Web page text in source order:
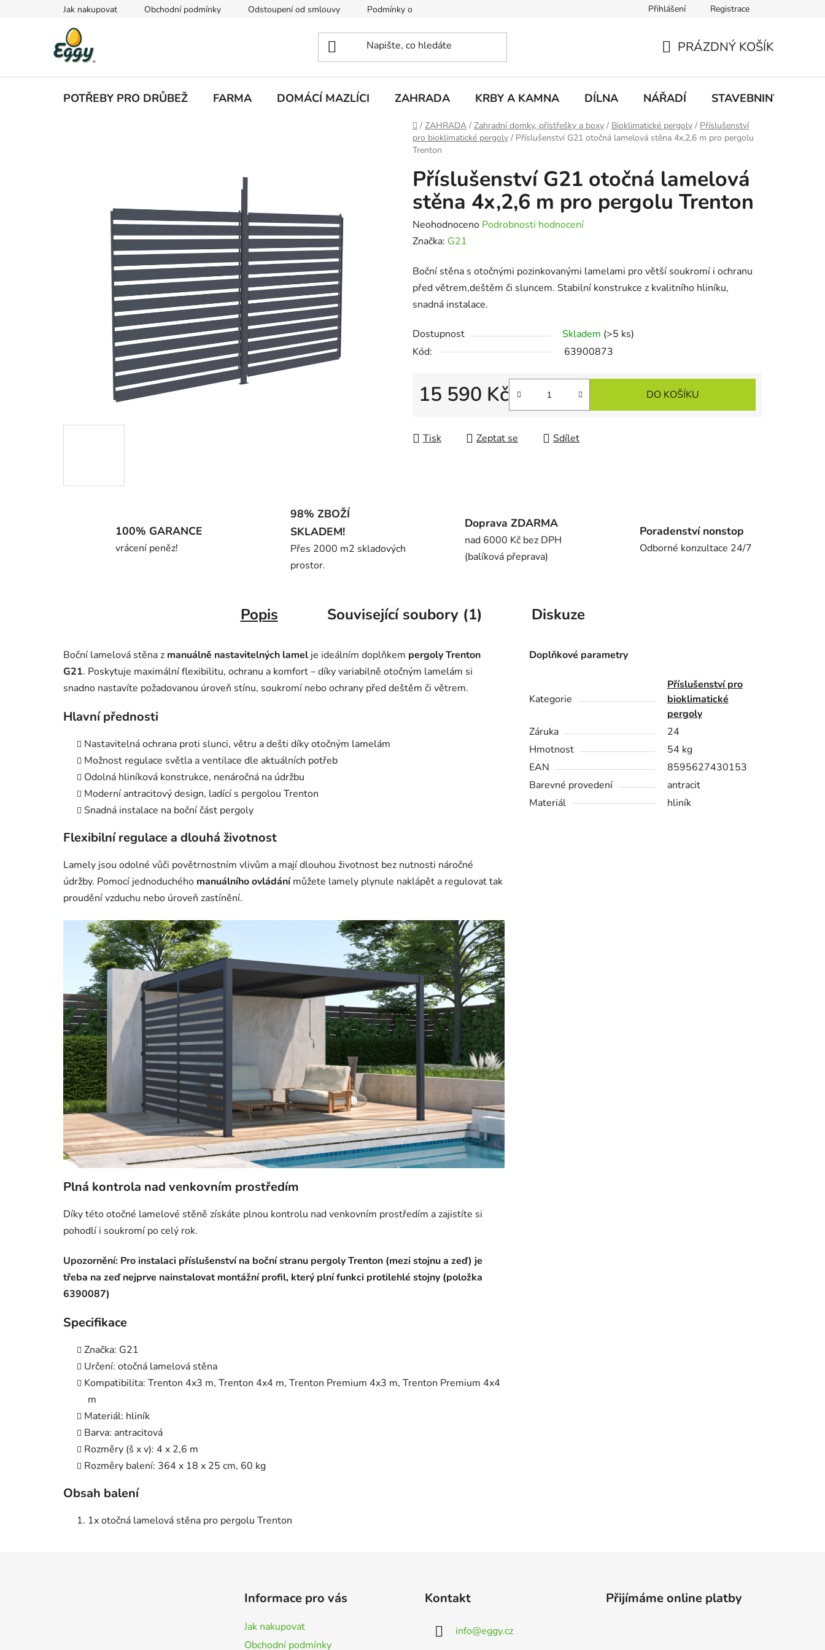
Jak nakupovat Obchodní podmínky Odstoupení od smlouvy Podmínky ochrany osobních údajů Doprava a platbaPřihlášení Registrace
KOŠÍK
PRÁZDNÝ KOŠÍK
POTŘEBY PRO DRŮBEŽ FARMA DOMÁCÍ MAZLÍCI ZAHRADA KRBY A KAMNA DÍLNA NÁŘADÍ STAVEBNINY
Domů
/ ZAHRADA / Zahradní domky, přístřešky a boxy / Bioklimatické pergoly / Příslušenství
pro bioklimatické pergoly / Příslušenství G21 otočná lamelová stěna 4x,2,6 m pro pergolu
Trenton
Příslušenství G21 otočná lamelová
stěna 4x,2,6 m pro pergolu Trenton
Průměrné
hodnocení
je
0,0
z
hvězdiček.
Neohodnoceno Podrobnosti hodnocení
Značka: G21
Boční stěna s otočnými pozinkovanými lamelami pro větší soukromí i ochranu
před větrem,deštěm či sluncem. Stabilní konstrukce z kvalitního hliníku,
snadná instalace.
Dostupnost Skladem (>5 ks)
Kód:
63900873
15 590 Kč DO KOŠÍKU
Tisk Zeptat se Sdílet
100% GARANCE
vrácení peněz!
98% ZBOŽÍ
SKLADEM!
Přes 2000 m2 skladových
prostor.
Doprava ZDARMA
nad 6000 Kč bez DPH
(balíková přeprava)
Poradenství nonstop
Odborné konzultace 24/7
Popis Související soubory (1) Diskuze
Boční lamelová stěna z manuálně nastavitelných lamel je ideálním doplňkem pergoly Trenton
G21. Poskytuje maximální flexibilitu, ochranu a komfort – díky variabilně otočným lamelám si
snadno nastavíte požadovanou úroveň stínu, soukromí nebo ochrany před deštěm či větrem.
Hlavní přednosti
Nastavitelná ochrana proti slunci, větru a dešti díky otočným lamelám
Možnost regulace světla a ventilace dle aktuálních potřeb
Odolná hliníková konstrukce, nenáročná na údržbu
Moderní antracitový design, ladící s pergolou Trenton
Snadná instalace na boční část pergoly
Flexibilní regulace a dlouhá životnost
Lamely jsou odolné vůči povětrnostním vlivům a mají dlouhou životnost bez nutnosti náročné
údržby. Pomocí jednoduchého manuálního ovládánímůžete lamely plynule naklápět a regulovat tak
proudění vzduchu nebo úroveň zastínění.
Plná kontrola nad venkovním prostředím
Díky této otočné lamelové stěně získáte plnou kontrolu nad venkovním prostředím a zajistíte si
pohodlí i soukromí po celý rok.
Upozornění: Pro instalaci příslušenství na boční stranu pergoly Trenton (mezi stojnu a zeď) je
třeba na zeď nejprve nainstalovat montážní profil, který plní funkci protilehlé stojny (položka
6390087)
Specifikace
Značka: G21
Určení: otočná lamelová stěna
Kompatibilita: Trenton 4x3 m, Trenton 4x4 m, Trenton Premium 4x3 m, Trenton Premium 4x4
m
Materiál: hliník
Barva: antracitová
Rozměry (š x v): 4 x 2,6 m
Rozměry balení: 364 x 18 x 25 cm, 60 kg
Obsah balení
1x otočná lamelová stěna pro pergolu Trenton
Doplňkové parametry
Kategorie
Příslušenství pro
bioklimatické
pergoly
Záruka
24
Hmotnost
54 kg
EAN
8595627430153
Barevné provedení
antracit
Materiál
hliník
Informace pro vás
Jak nakupovat
Obchodní podmínky
Kontakt
info@eggy.cz
Přijímáme online platby